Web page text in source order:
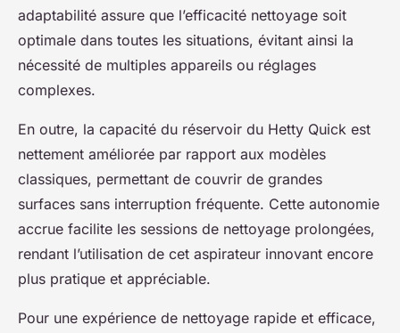
adaptabilité assure que l’efficacité nettoyage soit
optimale dans toutes les situations, évitant ainsi la
nécessité de multiples appareils ou réglages
complexes.
En outre, la capacité du réservoir du Hetty Quick est
nettement améliorée par rapport aux modèles
classiques, permettant de couvrir de grandes
surfaces sans interruption fréquente. Cette autonomie
accrue facilite les sessions de nettoyage prolongées,
rendant l’utilisation de cet aspirateur innovant encore
plus pratique et appréciable.
Pour une expérience de nettoyage rapide et efficace,